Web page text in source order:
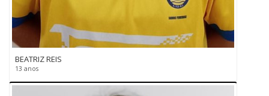
BEATRIZ REIS
13 anos